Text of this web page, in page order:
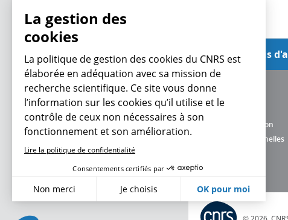
Voir plus
Charte d'utilisation
Données personnelles
La gestion des
cookies
La politique de gestion des cookies du CNRS est
élaborée en adéquation avec sa mission de
recherche scientifique. Ce site vous donne
l’information sur les cookies qu’il utilise et le
contrôle de ceux non nécessaires à son
fonctionnement et son amélioration.
Lire la politique de confidentialité
Consentements certifiés par
Non merci Je choisis OK pour moi
Plateforme de Gestion du Consentement : Personnalisez vos